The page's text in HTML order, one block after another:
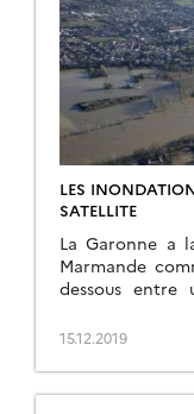
LES
SATELLITE
La Garonne a
Marmande
dessous entre
dimanche 15
sont aussi
[…]
15.12.2019